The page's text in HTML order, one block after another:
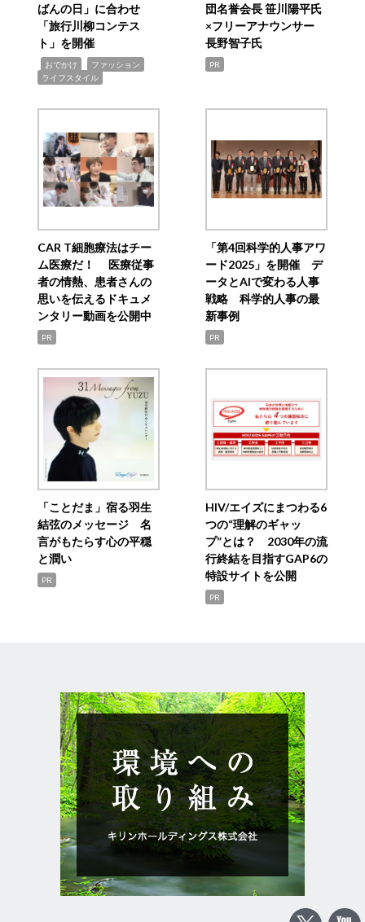
ばんの日」に合わせ
「旅行川柳コンテス
ト」を開催
おでかけ ファッション
ライフスタイル
団名誉会長 笹川陽平氏
×フリーアナウンサー
長野智子氏
PR
CAR T細胞療法はチー
ム医療だ！ 医療従事
者の情熱、患者さんの
思いを伝えるドキュメ
ンタリー動画を公開中
PR
「第4回科学的人事アワ
ード2025」を開催 デ
ータとAIで変わる人事
戦略 科学的人事の最
新事例
PR
「ことだま」宿る羽生
結弦のメッセージ 名
言がもたらす心の平穏
と潤い
PR
HIV/エイズにまつわる6
つの“理解のギャッ
プ”とは？ 2030年の流
行終結を目指すGAP6の
特設サイトを公開
PR